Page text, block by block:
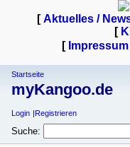
[Aktuelles /
[
[ Impressum
Startseite
myKangoo.de
Login Registrieren
Suche: